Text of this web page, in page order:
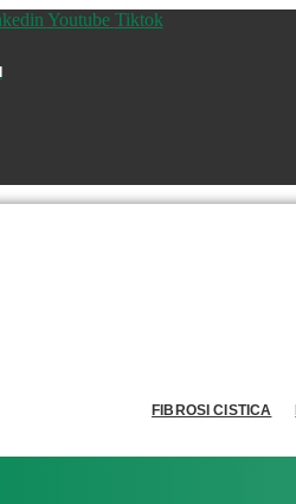
Youtube Tiktok
FIBROSI CISTICA